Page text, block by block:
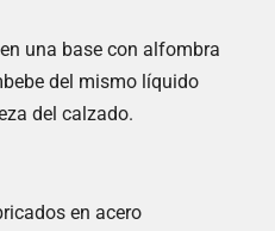
una base con alfombra
del mismo líquido
del calzado.
en acero